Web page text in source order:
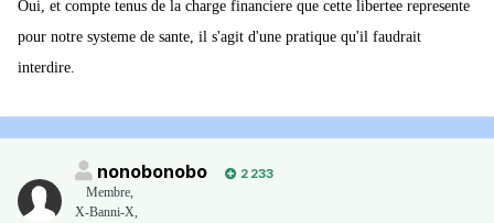
Oui, et compte tenus de la charge financiere que cette libertee represente
pour notre systeme de sante, il s'agit d'une pratique qu'il faudrait
interdire.
nonobonobo
2 233
Membre,
X-Banni-X,